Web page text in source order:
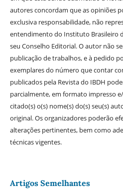
autores concordam que as opiniões
exclusiva responsabilidade, não
entendimento do Instituto Brasileiro
seu Conselho Editorial. O autor não
publicação de trabalhos, e à pedido
exemplares do número que contar
publicados pela Revista do IBDH
parcialmente, em formato impresso
citado(s) o(s) nome(s) do(s) seu(s)
original. Os organizadores poderão
alterações pertinentes, bem como
técnicas vigentes.
Artigos Semelhantes